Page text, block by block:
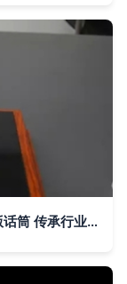
锐声荣获ACE颁赠SHURE 5575LE纪念版话筒 传承行业经典，共谱音响新篇